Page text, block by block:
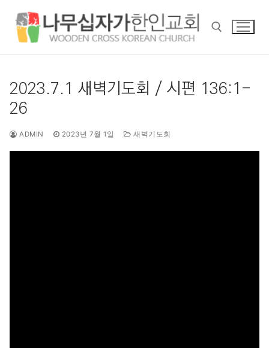
2023.7.1 새벽기도회 / 시편 136:1-
26
ADMIN 2023년 7월 1일 새벽기도회